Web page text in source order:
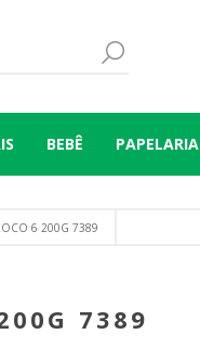
BEBÊ PAPELARIA
6 200G 7389
7389